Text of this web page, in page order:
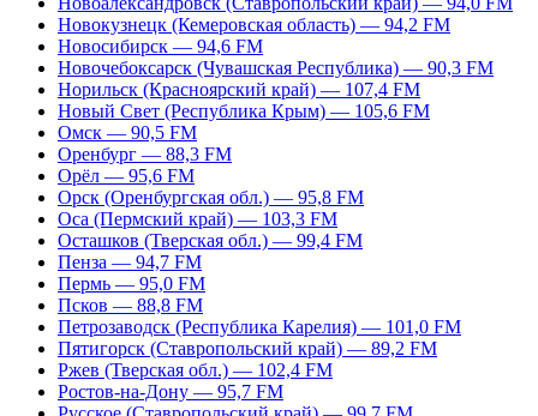
Новокузнецк (Кемеровская область) — 94,2 FM
Новосибирск — 94,6 FM
Новочебоксарск (Чувашская Республика) — 90,3 FM
Норильск (Красноярский край) — 107,4 FM
Новый Свет (Республика Крым) — 105,6 FM
Омск — 90,5 FM
Оренбург — 88,3 FM
Орёл — 95,6 FM
Орск (Оренбургская обл.) — 95,8 FM
Оса (Пермский край) — 103,3 FM
Осташков (Тверская обл.) — 99,4 FM
Пенза — 94,7 FM
Пермь — 95,0 FM
Псков — 88,8 FM
Петрозаводск (Республика Карелия) — 101,0 FM
Пятигорск (Ставропольский край) — 89,2 FM
Ржев (Тверская обл.) — 102,4 FM
Ростов-на-Дону — 95,7 FM